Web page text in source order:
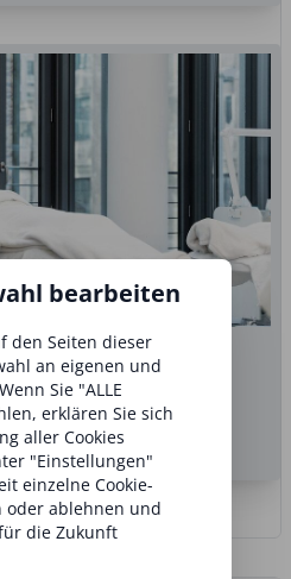
mit Weiterbildung
bearbeiten
den Seiten dieser
an eigenen und
Sie "ALLE
erklären Sie sich
aller Cookies
"Einstellungen"
einzelne Cookie-
oder ablehnen und
die Zukunft